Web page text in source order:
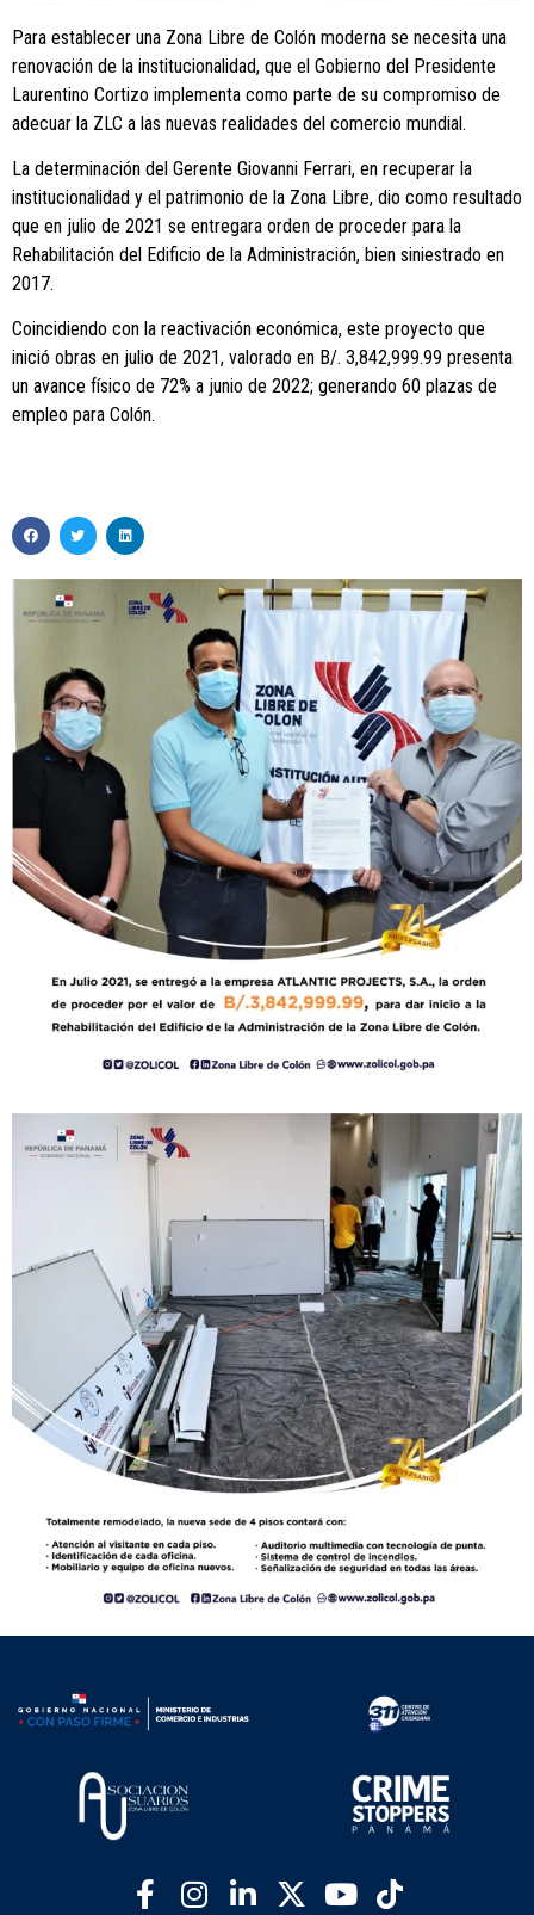
Para establecer una Zona Libre de Colón moderna se necesita una
renovación de la institucionalidad, que el Gobierno del Presidente
Laurentino Cortizo implementa como parte de su compromiso de
adecuar la ZLC a las nuevas realidades del comercio mundial.
La determinación del Gerente Giovanni Ferrari, en recuperar la
institucionalidad y el patrimonio de la Zona Libre, dio como resultado
que en julio de 2021 se entregara orden de proceder para la
Rehabilitación del Edificio de la Administración, bien siniestrado en
2017.
Coincidiendo con la reactivación económica, este proyecto que
inició obras en julio de 2021, valorado en B/. 3,842,999.99 presenta
un avance físico de 72% a junio de 2022; generando 60 plazas de
empleo para Colón.